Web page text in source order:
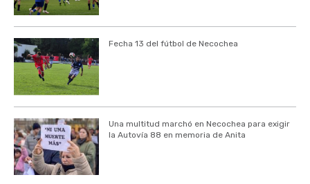
Fecha 13 del fútbol de Necochea
Una multitud marchó en Necochea para exigir
la Autovía 88 en memoria de Anita